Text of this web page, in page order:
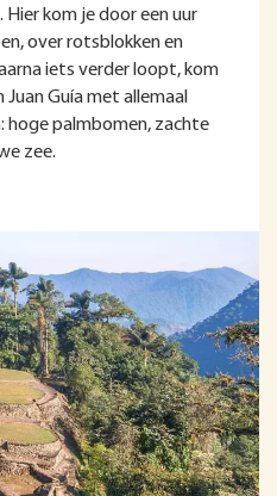
kom je door een uur
over rotsblokken en
iets verder loopt, kom
Juan Guía met allemaal
palmbomen, zachte
zee.